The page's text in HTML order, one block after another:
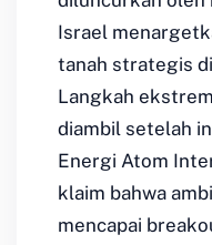
Israel
tanah strategis
Langkah
diambil setelah
Energi Atom
klaim bahwa
mencapai